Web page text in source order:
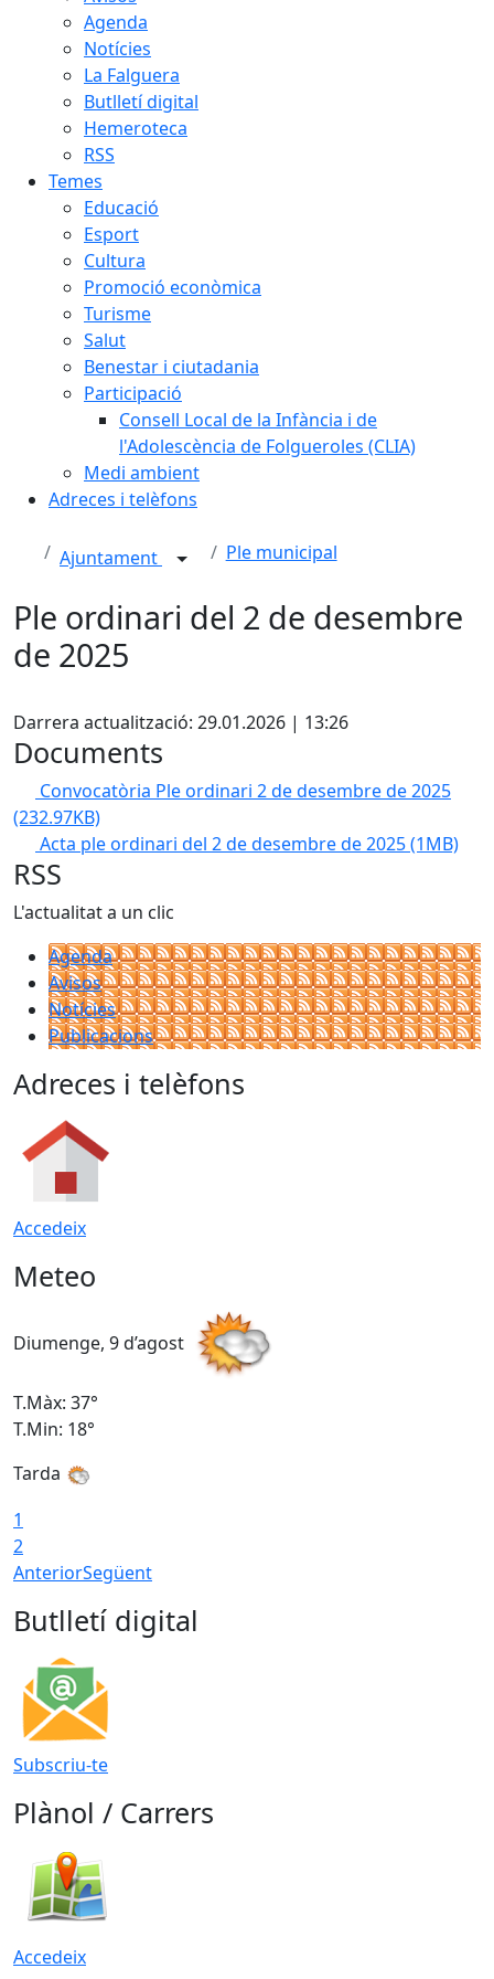
Agenda
Notícies
La Falguera
Butlletí digital
Hemeroteca
RSS
Temes
Educació
Esport
Cultura
Promoció econòmica
Turisme
Salut
Benestar i ciutadania
Participació
Consell Local de la Infància i de
l'Adolescència de Folgueroles (CLIA)
Medi ambient
Adreces i telèfons
Ajuntament Ple municipal
Ple ordinari del 2 de desembre
de 2025
Darrera actualització: 29.01.2026 | 13:26
Documents
Convocatòria Ple ordinari 2 de desembre de 2025
(232.97KB)
Acta ple ordinari del 2 de desembre de 2025(1MB)
RSS
L'actualitat a un clic
Agenda
Avisos
Notícies
Publicacions
Adreces i telèfons
Accedeix
Meteo
Diumenge, 9 d’agost
T.Màx: 37°
T.Min: 18°
Tarda
1
2
AnteriorSegüent
Butlletí digital
Subscriu-te
Plànol / Carrers
Accedeix